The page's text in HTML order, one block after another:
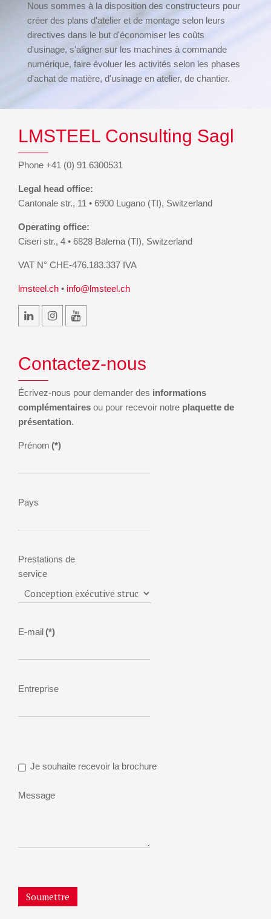
Nous sommes à la disposition des constructeurs pour
créer des plans d'atelier et de montage selon leurs
directives dans le but d'économiser les coûts
d'usinage, s'aligner sur les machines à commande
numérique, faire évoluer les activités selon les phases
d'achat de matière, d'usinage en atelier, de chantier.
LMSTEEL Consulting Sagl
Phone +41 (0) 91 6300531
Legal head office:
Cantonale str., 11 • 6900 Lugano (TI), Switzerland
Operating office:
Ciseri str., 4 • 6828 Balerna (TI), Switzerland
VAT N° CHE-476.183.337 IVA
lmsteel.ch • info@lmsteel.ch
Contactez-nous
Écrivez-nous pour demander des informations
complémentaires ou pour recevoir notre plaquette de
présentation.
Prénom (*)
Pays
Prestations de
service
E-mail(*)
Entreprise
Je souhaite recevoir la brochure
Message
Soumettre